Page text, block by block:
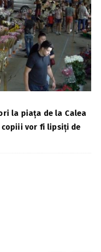
la piața de la Calea
copiii vor fi lipsiți de